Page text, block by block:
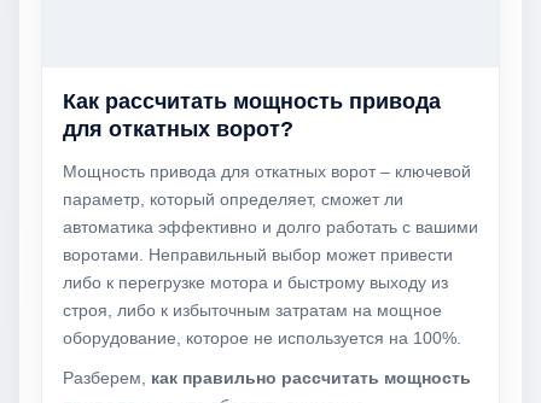
Как рассчитать мощность привода
для откатных ворот?
Мощность привода для откатных ворот – ключевой
параметр, который определяет, сможет ли
автоматика эффективно и долго работать с вашими
воротами. Неправильный выбор может привести
либо к перегрузке мотора и быстрому выходу из
строя, либо к избыточным затратам на мощное
оборудование, которое не используется на 100%.
Разберем, как правильно рассчитать мощность